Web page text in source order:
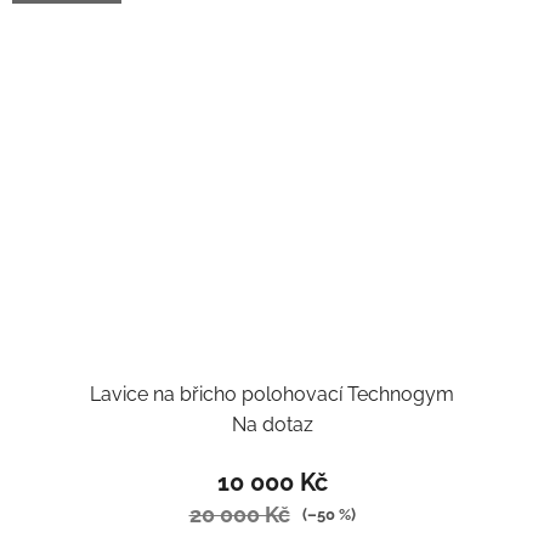
Lavice na břicho polohovací Technogym
Na dotaz
10 000 Kč
20 000 Kč (–50 %)